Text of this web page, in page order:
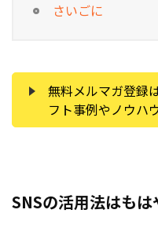
さいごに
無料メルマガ登録
フト事例やノウハ
SNSの活用法はも